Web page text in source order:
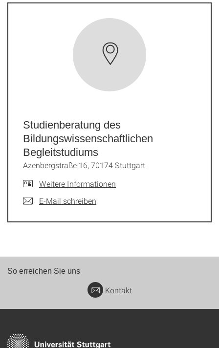
Studienberatung des
Bildungswissenschaftlichen
Begleitstudiums
Azenbergstraße 16, 70174 Stuttgart
Weitere Informationen
E-Mail schreiben
So erreichen Sie uns
Kontakt